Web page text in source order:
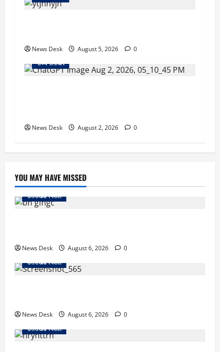
News Desk August 5, 2026
0
राज्य समाचार
News Desk August 2, 2026 0
YOU MAY HAVE MISSED
उत्तराखंड स्पेशल
News Desk August 6, 2026
0
उत्तराखंड स्पेशल
News Desk August 6, 2026
0
उत्तराखंड स्पेशल